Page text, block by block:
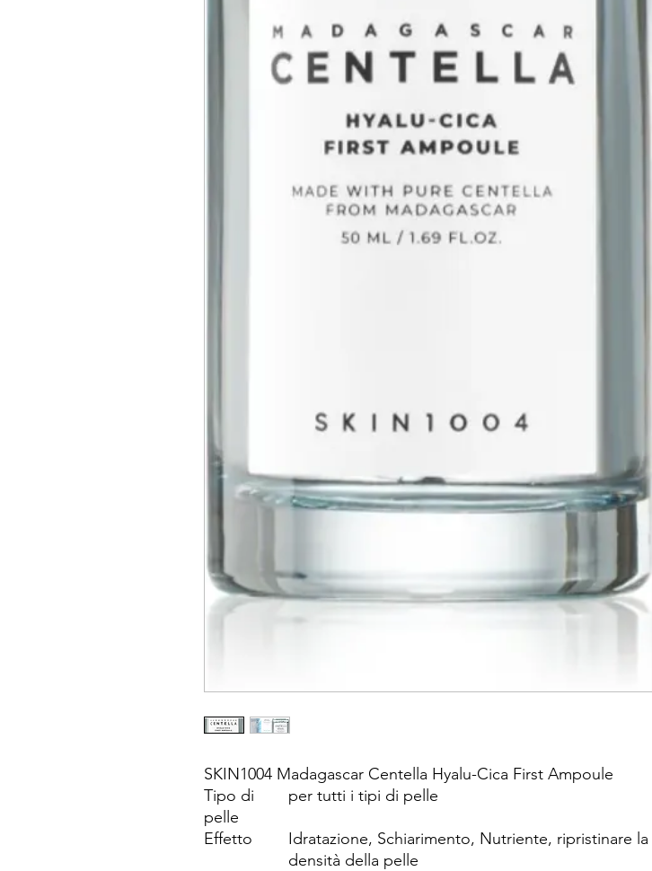
SKIN1004 Madagascar Centella Hyalu-Cica First Ampoule
Tipo di
pelle
per tutti i tipi di pelle
Effetto
Idratazione, Schiarimento, Nutriente, ripristinare la
densità della pelle